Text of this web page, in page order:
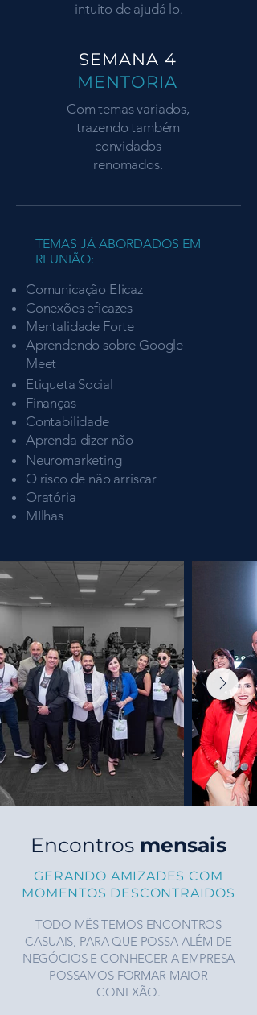
intuito de ajudá lo.
SEMANA 4
MENTORIA
Com temas variados,
trazendo também
convidados
renomados.
TEMAS JÁ ABORDADOS EM
REUNIÃO:
Comunicação Eficaz
Conexões eficazes
Mentalidade Forte
Aprendendo sobre Google
Meet
Etiqueta Social
Finanças
Contabilidade
Aprenda dizer não
Neuromarketing
O risco de não arriscar
Oratória
MIlhas
Encontros mensais
GERANDO AMIZADES COM
MOMENTOS DESCONTRAIDOS
TODO MÊS TEMOS ENCONTROS
CASUAIS, PARA QUE POSSA ALÉM DE
NEGÓCIOS E CONHECER A EMPRESA
POSSAMOS FORMAR MAIOR
CONEXÃO.